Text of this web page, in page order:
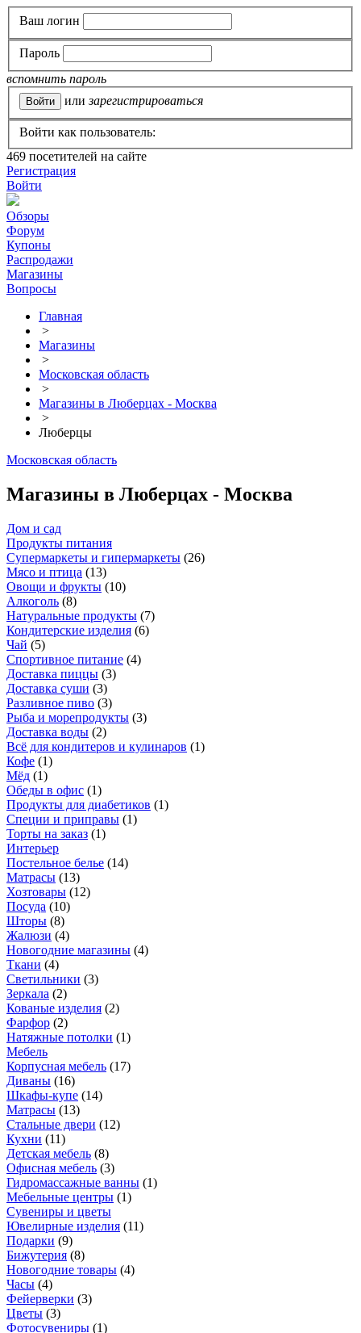
Ваш логин
Пароль
вспомнить пароль
или зарегистрироваться
Войти как пользователь:
469 посетителей на сайте
Регистрация
Войти
Обзоры
Форум
Купоны
Распродажи
Магазины
Вопросы
Главная
>
Магазины
>
Московская область
>
Магазины в Люберцах - Москва
>
Люберцы
Московская область
Магазины в Люберцах - Москва
Дом и сад
Продукты питания
Супермаркеты и гипермаркеты (26)
Мясо и птица (13)
Овощи и фрукты (10)
Алкоголь (8)
Натуральные продукты (7)
Кондитерские изделия (6)
Чай (5)
Спортивное питание (4)
Доставка пиццы (3)
Доставка суши (3)
Разливное пиво (3)
Рыба и морепродукты (3)
Доставка воды (2)
Всё для кондитеров и кулинаров (1)
Кофе (1)
Мёд (1)
Обеды в офис (1)
Продукты для диабетиков (1)
Специи и приправы (1)
Торты на заказ (1)
Интерьер
Постельное белье (14)
Матрасы (13)
Хозтовары (12)
Посуда (10)
Шторы (8)
Жалюзи (4)
Новогодние магазины (4)
Ткани (4)
Светильники (3)
Зеркала (2)
Кованые изделия (2)
Фарфор (2)
Натяжные потолки (1)
Мебель
Корпусная мебель (17)
Диваны (16)
Шкафы-купе (14)
Матрасы (13)
Стальные двери (12)
Кухни (11)
Детская мебель (8)
Офисная мебель (3)
Гидромассажные ванны (1)
Мебельные центры (1)
Сувениры и цветы
Ювелирные изделия (11)
Подарки (9)
Бижутерия (8)
Новогодние товары (4)
Часы (4)
Фейерверки (3)
Цветы (3)
Фотосувениры (1)